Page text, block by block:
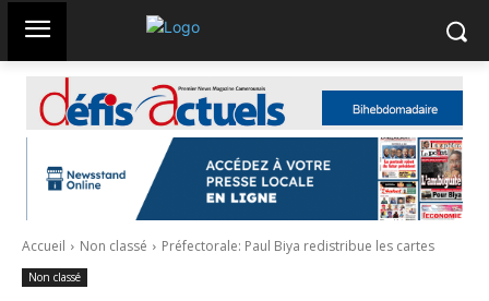
Accueil Non classé Préfectorale: Paul Biya redistribue les cartes
Non classé